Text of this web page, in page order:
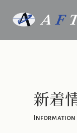
新着
Information